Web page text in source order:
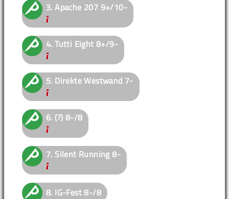
3.Apache 207 9+/10-
4.Tutti Eight 8+/9-
5. Direkte Westwand 7-
6. (?) 8-/8
7. Silent Running8-
8. IG-Fest8-/8